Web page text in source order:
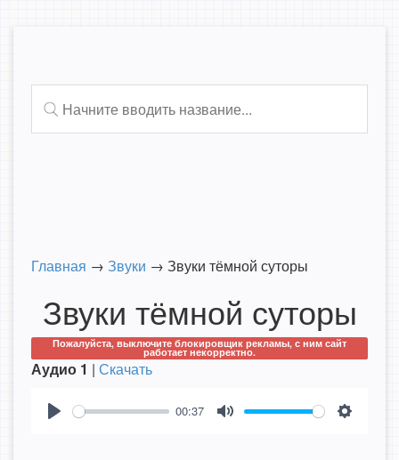
Главная → Звуки → Звуки тёмной суторы
Звуки тёмной суторы
Пожалуйста, выключите блокировщик рекламы, с ним сайт
работает некорректно.
Аудио 1 | Скачать
00:37